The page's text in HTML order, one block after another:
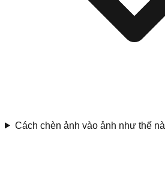
Cách chèn ảnh vào ảnh như thế